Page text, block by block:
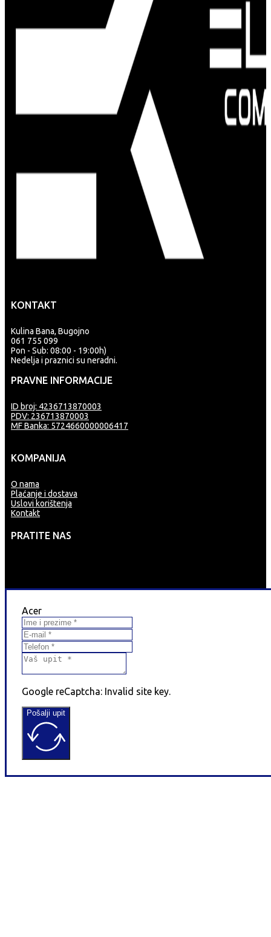
KONTAKT
Kulina Bana, Bugojno
061 755 099
Pon - Sub: 08:00 - 19:00h)
Nedelja i praznici su neradni.
PRAVNE INFORMACIJE
ID broj: 4236713870003
PDV: 236713870003
MF Banka: 5724660000006417
KOMPANIJA
O nama
Plaćanje i dostava
Uslovi korištenja
Kontakt
PRATITE NAS
Acer
Google reCaptcha: Invalid site key.
Pošalji upit